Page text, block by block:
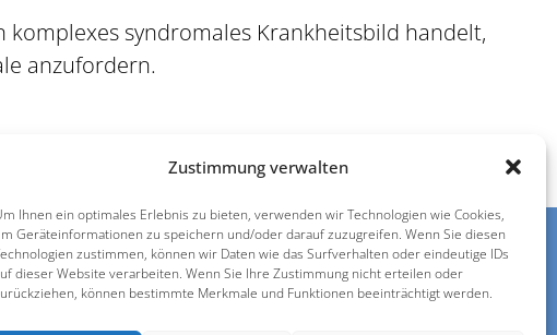
Zustimmung verwalten
Ihnen ein optimales Erlebnis zu bieten, verwenden wir Technologien wie Cookies,
Geräteinformationen zu speichern und/oder darauf zuzugreifen. Wenn Sie diesen
zustimmen, können wir Daten wie das Surfverhalten oder eindeutige IDs
dieser Website verarbeiten. Wenn Sie Ihre Zustimmung nicht erteilen oder
können bestimmte Merkmale und Funktionen beeinträchtigt werden.
syndromales Krankheitsbild handelt,
anzufordern.